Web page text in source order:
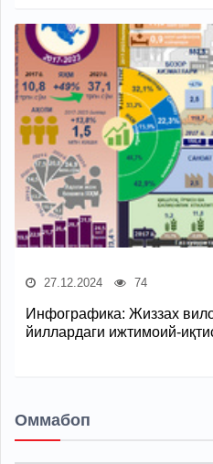
27.12.2024 74
Инфографика: Жиззах
йиллардаги ижтимоий-
Оммабоп